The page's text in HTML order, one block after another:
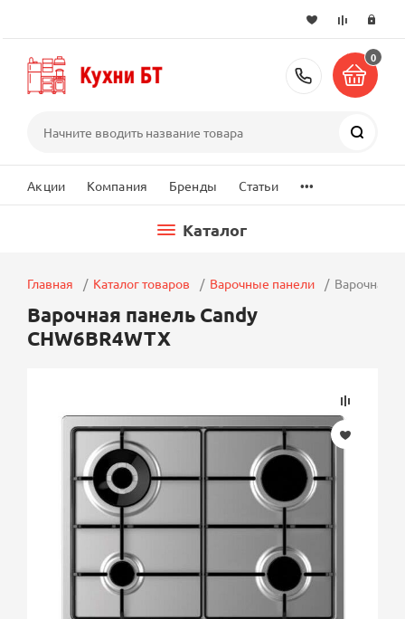
+7 (495)
0
Акции Компания Бренды Статьи ...
Каталог
Главная Каталог товаров Варочные панели Варочная
Варочная панель Candy
CHW6BR4WTX